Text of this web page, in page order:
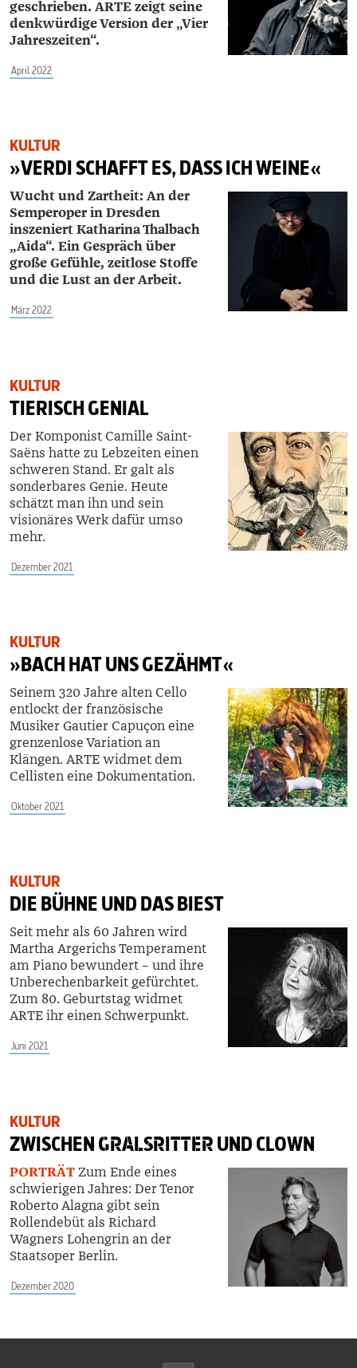
geschrieben. ARTE zeigt seine
denkwürdige Version der „Vier
Jahreszeiten“.
April 2022
KULTUR
»VERDI SCHAFFT ES, DASS ICH WEINE«
Wucht und Zartheit: An der
Semperoper in Dresden
inszeniert Katharina Thalbach
„Aida“. Ein Gespräch über
große Gefühle, zeitlose Stoffe
und die Lust an der Arbeit.
März 2022
KULTUR
TIERISCH GENIAL
Der Komponist Camille Saint-
Saëns hatte zu Lebzeiten einen
schweren Stand. Er galt als
sonderbares Genie. Heute
schätzt man ihn und sein
visionäres Werk dafür umso
mehr.
Dezember 2021
KULTUR
»BACH HAT UNS GEZÄHMT«
Seinem 320 Jahre alten Cello
entlockt der französische
Musiker Gautier Capuçon eine
grenzenlose Variation an
Klängen. ARTE widmet dem
Cellisten eine Dokumentation.
Oktober 2021
KULTUR
DIE BÜHNE UND DAS BIEST
Seit mehr als 60 Jahren wird
Martha Argerichs Temperament
am Piano bewundert – und ihre
Unberechenbarkeit gefürchtet.
Zum 80. Geburtstag widmet
ARTE ihr einen Schwerpunkt.
Juni 2021
KULTUR
ZWISCHENGRALSRITTERUND CLOWN
PORTRÄTZum Ende eines
schwierigen Jahres: Der Tenor
Roberto Alagna gibt sein
Rollendebüt als Richard
Wagners Lohengrin an der
Staatsoper Berlin.
Dezember 2020